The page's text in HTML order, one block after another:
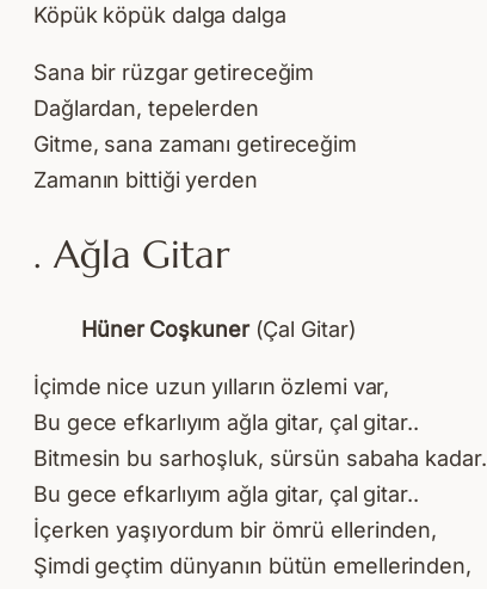
Köpük köpük dalga dalga
Sana bir rüzgar getireceğim
Dağlardan, tepelerden
Gitme, sana zamanı getireceğim
Zamanın bittiği yerden
. Ağla Gitar
Hüner Coşkuner(Çal Gitar)
İçimde nice uzun yılların özlemi var,
Bu gece efkarlıyım ağla gitar, çal gitar..
Bitmesin bu sarhoşluk, sürsün sabaha kadar.
Bu gece efkarlıyım ağla gitar, çal gitar..
İçerken yaşıyordum bir ömrü ellerinden,
Şimdi geçtim dünyanın bütün emellerinden,